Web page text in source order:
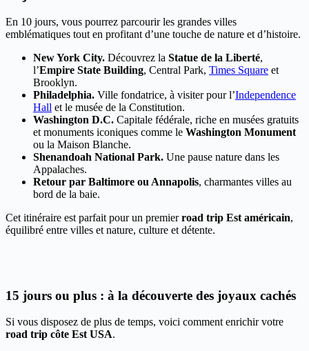
En 10 jours, vous pourrez parcourir les grandes villes
emblématiques tout en profitant d’une touche de nature et d’histoire.
New York City. Découvrez la Statue de la Liberté,
l’Empire State Building, Central Park, Times Square et
Brooklyn.
Philadelphia. Ville fondatrice, à visiter pour l’Independence
Hall et le musée de la Constitution.
Washington D.C. Capitale fédérale, riche en musées gratuits
et monuments iconiques comme le Washington Monument
ou la Maison Blanche.
Shenandoah National Park. Une pause nature dans les
Appalaches.
Retour par Baltimore ou Annapolis, charmantes villes au
bord de la baie.
Cet itinéraire est parfait pour un premierroad trip Est américain,
équilibré entre villes et nature, culture et détente.
15 jours ou plus : à la découverte des joyaux cachés
Si vous disposez de plus de temps, voici comment enrichir votre
road trip côte Est USA.